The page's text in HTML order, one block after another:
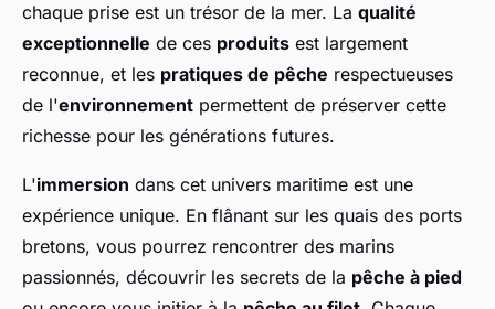
chaque prise est un trésor de la mer. La qualité
exceptionnelle de ces produits est largement
reconnue, et les pratiques de pêche respectueuses
de l'environnement permettent de préserver cette
richesse pour les générations futures.
L'immersion dans cet univers maritime est une
expérience unique. En flânant sur les quais des ports
bretons, vous pourrez rencontrer des marins
passionnés, découvrir les secrets de la pêche à pied